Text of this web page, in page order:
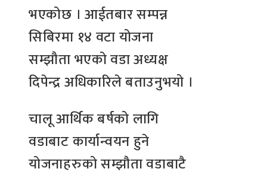
भएकोछ । आईतबार सम्पन्न
सिबिरमा १४ वटा योजना
सम्झौता भएको वडा अध्यक्ष
दिपेन्द्र अधिकारिले बताउनुभयो ।
चालू आर्थिक बर्षको लागि
वडाबाट कार्यान्वयन हुने
योजनाहरुको सम्झौता वडाबाटै